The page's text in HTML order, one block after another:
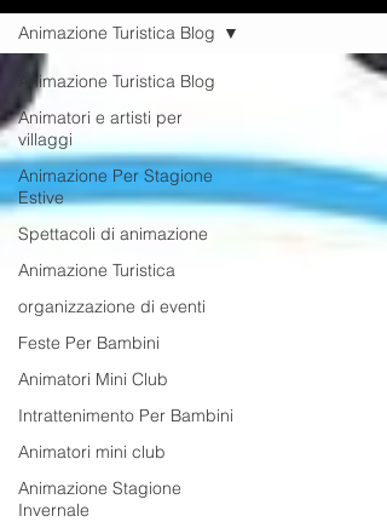
Animazione Turistica Blog
Animatori e artisti per
villaggi
Animazione Per Stagione
Estive
Spettacoli di animazione
Animazione Turistica
organizzazione di eventi
Feste Per Bambini
Animatori Mini Club
Intrattenimento Per Bambini
Animatori mini club
Animazione Stagione
Invernale
Animazione Turistica Blog